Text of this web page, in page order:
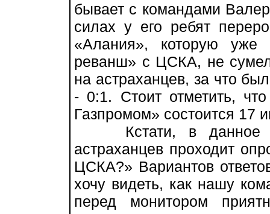
бывает с командами
силах у его ребят
«Алания», которую уже
реванш» с ЦСКА, не
на астраханцев, за что
- 0:1. Стоит отметить,
Газпромом» состоится 17
Кстати, в данное
астраханцев проходит
ЦСКА?» Вариантов
хочу видеть, как нашу
перед монитором